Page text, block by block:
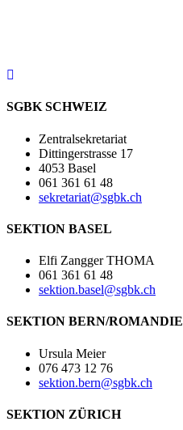
SGBK SCHWEIZ
Zentralsekretariat
Dittingerstrasse 17
4053 Basel
061 361 61 48
sekretariat@sgbk.ch
SEKTION BASEL
Elfi Zangger THOMA
061 361 61 48
sektion.basel@sgbk.ch
SEKTION BERN/ROMANDIE
Ursula Meier
076 473 12 76
sektion.bern@sgbk.ch
SEKTION ZÜRICH